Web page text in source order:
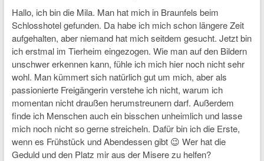
Hallo, ich bin die Mila. Man hat mich in Braunfels beim
Schlosshotel gefunden. Da habe ich mich schon längere Zeit
aufgehalten, aber niemand hat mich seitdem gesucht. Jetzt bin
ich erstmal im Tierheim eingezogen. Wie man auf den Bildern
unschwer erkennen kann, fühle ich mich hier noch nicht sehr
wohl. Man kümmert sich natürlich gut um mich, aber als
passionierte Freigängerin verstehe ich nicht, warum ich
momentan nicht draußen herumstreunern darf. Außerdem
finde ich Menschen auch ein bisschen unheimlich und lasse
mich noch nicht so gerne streicheln. Dafür bin ich die Erste,
wenn es Frühstück und Abendessen gibt 😉 Wer hat die
Geduld und den Platz mir aus der Misere zu helfen?